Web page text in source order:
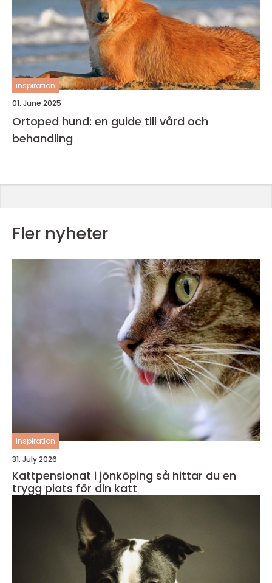
inspiration
01. June 2025
Ortoped hund: en guide till vård och
behandling
Fler nyheter
inspiration
31. July 2026
Kattpensionat i jönköping så hittar du en
trygg plats för din katt